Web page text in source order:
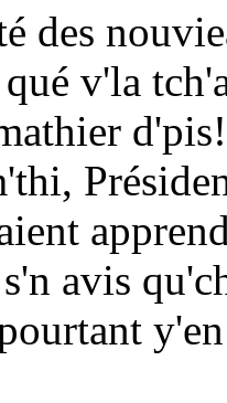
des
qué v'la
avis